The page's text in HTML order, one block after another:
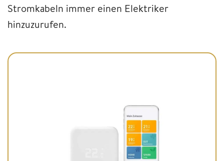
Stromkabeln immer einen Elektriker
hinzuzurufen.